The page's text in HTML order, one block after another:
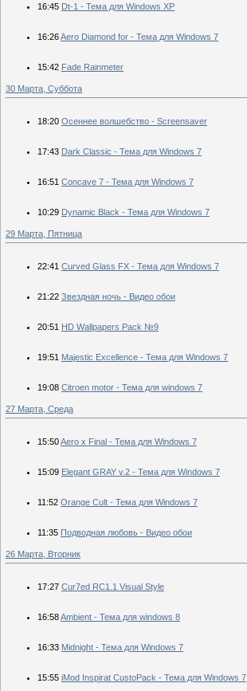
16:45 Dt-1 - Тема для Windows XP
16:26Aero Diamond for - Тема для Windows 7
15:42 Fade Rainmeter
30 Марта, Суббота
18:20 Осеннее волшебство - Screensaver
17:43 Dark Classic - Тема для Windows 7
16:51 Concave 7 - Тема для Windows 7
10:29 Dynamic Black - Тема для Windows 7
29 Марта, Пятница
22:41 Curved Glass FX - Тема для Windows 7
21:22 Звездная ночь - Видео обои
20:51 HD Wallpapers Pack №9
19:51 Majestic Excellence - Тема для Windows 7
19:08 Citroen motor - Тема для windows 7
27 Марта, Среда
15:50Aero x Final - Тема для Windows 7
15:09 Elegant GRAY v.2 - Тема для Windows 7
11:52 Orange Cult - Тема для Windows 7
11:35 Подводная любовь - Видео обои
26 Марта, Вторник
17:27 Cur7ed RC1.1 Visual Style
16:58Ambient - Тема для windows 8
16:33 Midnight - Тема для Windows 7
15:55 iMod Inspirat CustoPack - Тема для Windows 7